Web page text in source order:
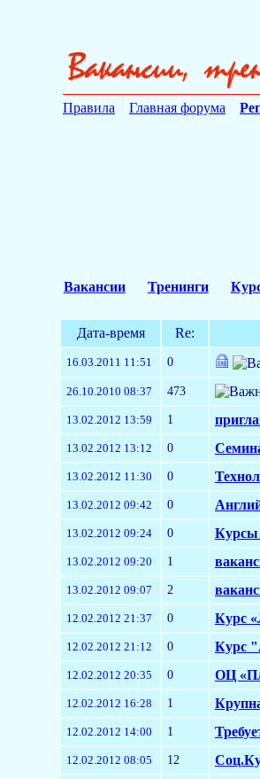
Правила Главная форума
Вакансии Тренинги
Дата-время Re:
16.03.2011 11:51 0
26.10.2010 08:37 473
13.02.2012 13:59 1
13.02.2012 13:12 0
13.02.2012 11:30 0
13.02.2012 09:42 0
13.02.2012 09:24 0 Курсы
13.02.2012 09:20 1
13.02.2012 09:07 2
12.02.2012 21:37 0 Курс
12.02.2012 21:12 0 Курс
12.02.2012 20:35 0 ОЦ
12.02.2012 16:28 1
12.02.2012 14:00 1
12.02.2012 08:05 12